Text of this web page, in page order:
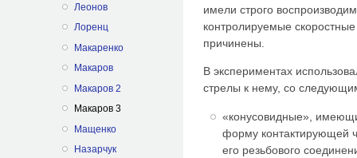
Леонов
Лоренц
Макаренко
Макаров
Макаров 2
Макаров 3
Мащенко
Назарчук
имели строго
контролируемые
причинены.
В экспериментах
стрелы к нему, со
«конусовидные»,
форму контактирующей
его резьбового